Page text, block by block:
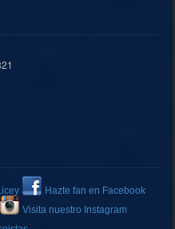
Hazte fan en Facebook
Visita nuestro Instagram